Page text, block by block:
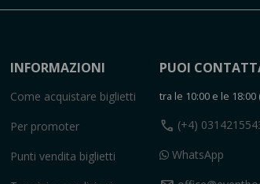
INFORMAZIONI
Come acquistare biglietti
Per promoter
Punti vendita biglietti
PUOI
tra le 10:00 e le 18:00
call (+4)
WhatsApp